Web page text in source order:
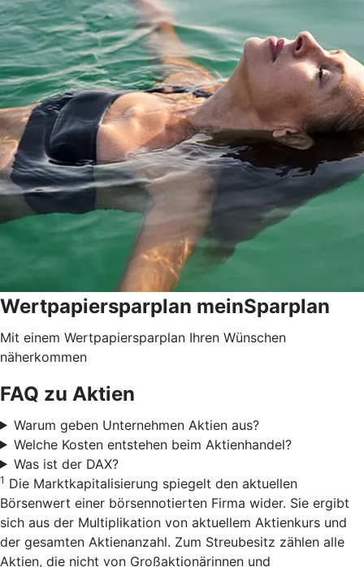
Wertpapiersparplan meinSparplan
Mit einem Wertpapiersparplan Ihren Wünschen
näherkommen
FAQ zu Aktien
Warum geben Unternehmen Aktien aus?
Welche Kosten entstehen beim Aktienhandel?
Was ist der DAX?
1 Die Marktkapitalisierung spiegelt den aktuellen
Börsenwert einer börsennotierten Firma wider. Sie ergibt
sich aus der Multiplikation von aktuellem Aktienkurs und
der gesamten Aktienanzahl. Zum Streubesitz zählen alle
Aktien, die nicht von Großaktionärinnen und